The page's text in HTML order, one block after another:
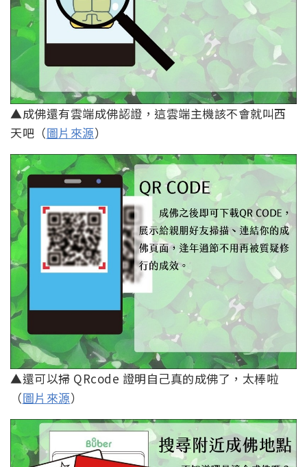
▲成佛還有雲端成佛認證，這雲端主機該不會就叫西
天吧（圖片來源）
▲還可以掃 QRcode 證明自己真的成佛了，太棒啦
（圖片來源）